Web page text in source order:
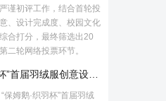
谨初评工作，结合首轮投
、设计完成度、校园文化
合打分，最终筛选出20
二轮网络投票环节。
“保姆鹅·织羽杯”首届羽绒